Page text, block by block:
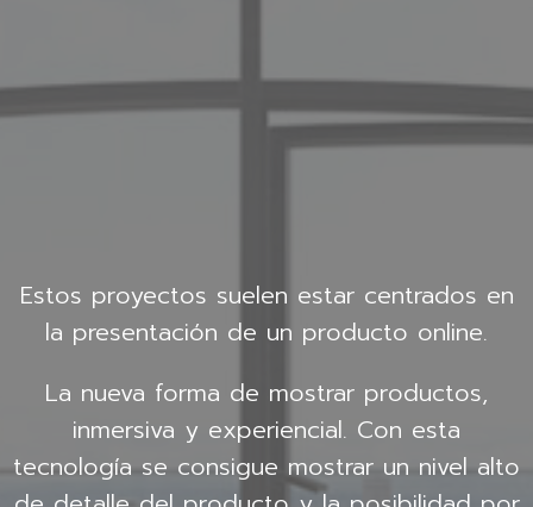
Estos proyectos suelen estar centrados en
la presentación de un producto online.
La nueva forma de mostrar productos,
inmersiva y experiencial. Con esta
tecnología se consigue mostrar un nivel alto